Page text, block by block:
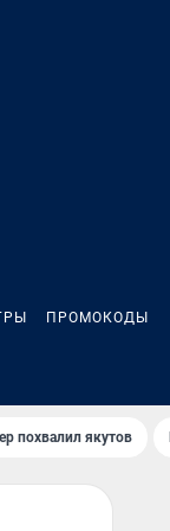
ПРОМОКОДЫ
похвалил якутов